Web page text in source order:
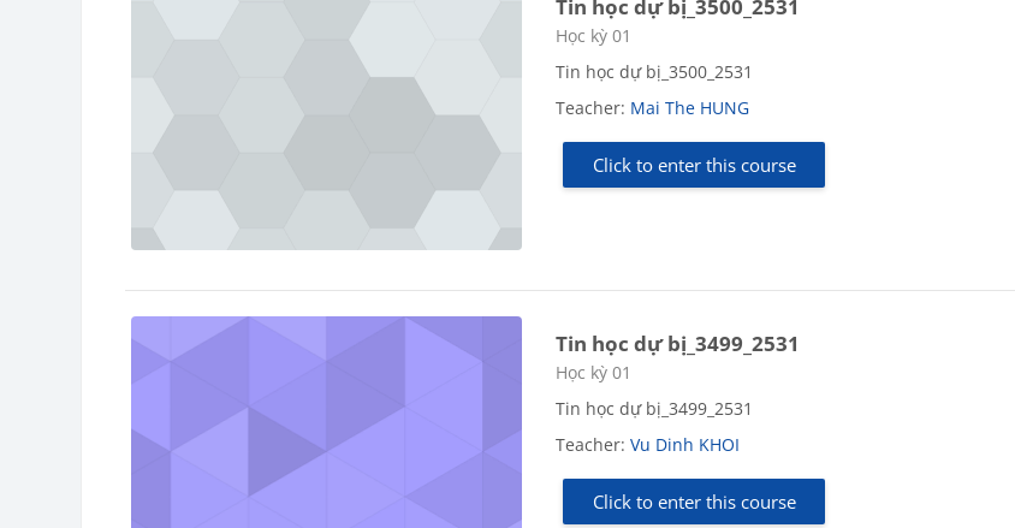
Tin học dự bị_3500_2531
Course category
Học kỳ 01
Tin học dự bị_3500_2531
Teacher: Mai The HUNG
Click to enter this course
Tin học dự bị_3499_2531
Course category
Học kỳ 01
Tin học dự bị_3499_2531
Teacher:Vu Dinh KHOI
Click to enter this course